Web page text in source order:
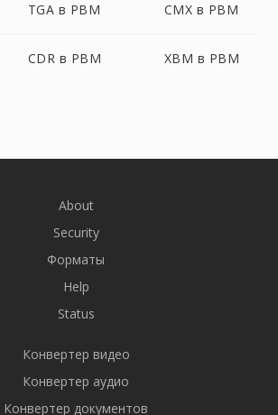
TGA в PBM CMX в PBM
CDR в PBM XBM в PBM
About
Security
Форматы
Help
Status
Конвертер видео
Конвертер аудио
Конвертер документов